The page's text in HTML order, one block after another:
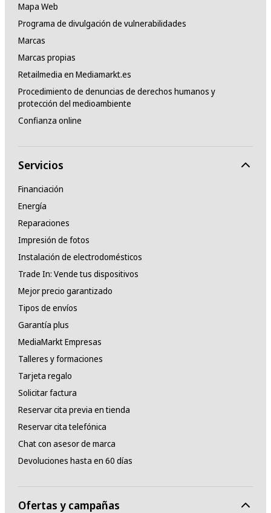
Mapa Web
Programa de divulgación de vulnerabilidades
Marcas
Marcas propias
Retailmedia en Mediamarkt.es
Procedimiento de denuncias de derechos humanos y
protección del medioambiente
Confianza online
Servicios
Financiación
Energía
Reparaciones
Impresión de fotos
Instalación de electrodomésticos
Trade In: Vende tus dispositivos
Mejor precio garantizado
Tipos de envíos
Garantía plus
MediaMarkt Empresas
Talleres y formaciones
Tarjeta regalo
Solicitar factura
Reservar cita previa en tienda
Reservar cita telefónica
Chat con asesor de marca
Devoluciones hasta en 60 días
Ofertas y campañas